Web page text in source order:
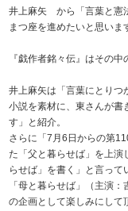
井上麻矢 から「言葉と憲
まつ座を進めたいと思いま
『戯作者銘々伝』はその
井上麻矢は「言葉にとりつ
小説を素材に、東さんが書
す」と紹介。
さらに「7月6日からの第
た「父と暮らせば」を上演
らせば」を書く」と言っ
「母と暮らせば」（主演
の企画として楽しみにして